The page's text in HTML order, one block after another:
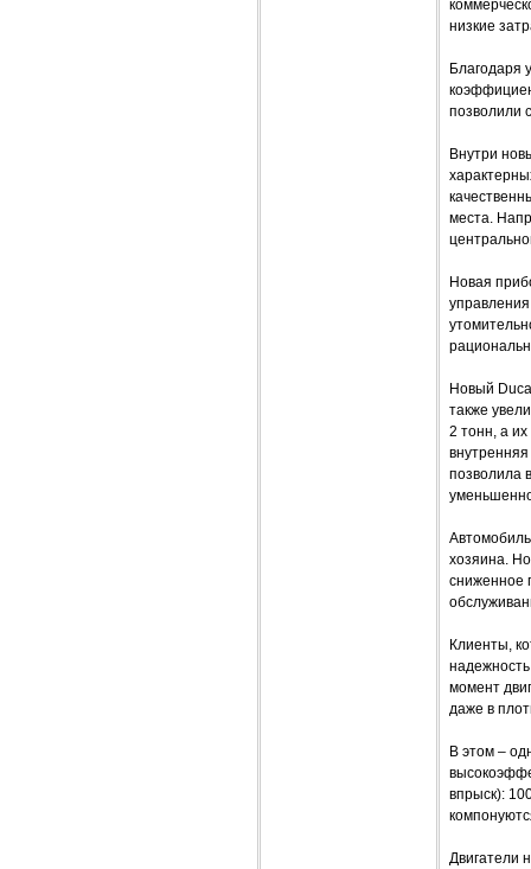
низкие
Благодаря
позволили
Внутри
места.
Новая
Новый
также
2 тонн, а
позволила
хозяина.
сниженное
Клиенты,
момент
даже в
В этом –
впрыск):
Двигатели